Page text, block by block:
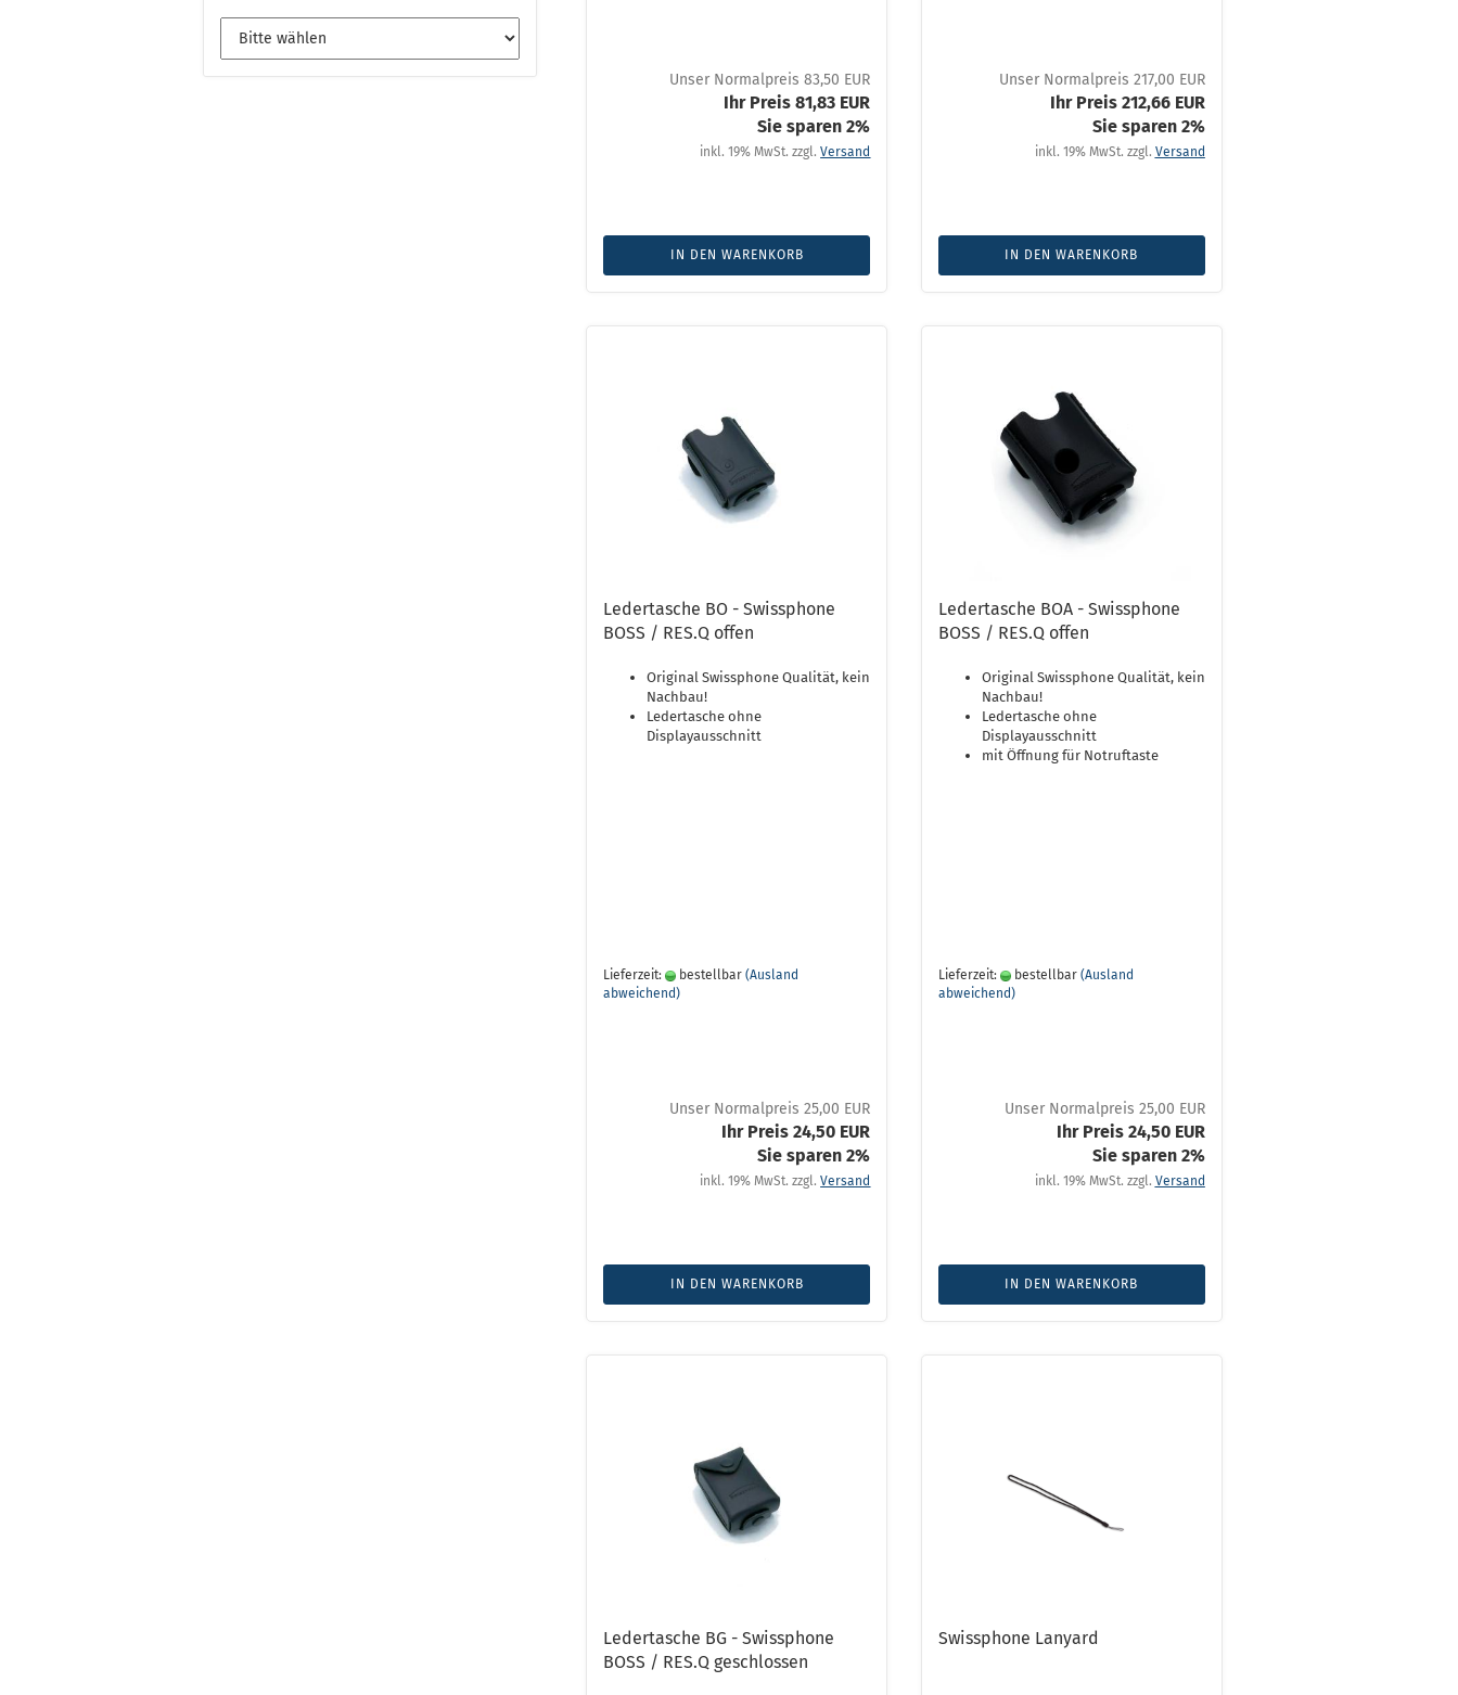
Unser Normalpreis 83,50 EUR
Ihr Preis 81,83 EUR
Sie sparen 2%
inkl. 19% MwSt. zzgl.Versand
IN DEN WARENKORB
Unser Normalpreis 217,00 EUR
Ihr Preis 212,66 EUR
Sie sparen 2%
inkl. 19% MwSt. zzgl. Versand
IN DEN WARENKORB
Ledertasche BO - Swissphone
BOSS / RES.Q offen
Original Swissphone Qualität, kein
Nachbau!
Ledertasche ohne
Displayausschnitt
Lieferzeit: bestellbar (Ausland
abweichend)
Unser Normalpreis 25,00 EUR
Ihr Preis 24,50 EUR
Sie sparen 2%
inkl. 19% MwSt. zzgl.Versand
IN DEN WARENKORB
Ledertasche BOA - Swissphone
BOSS / RES.Q offen
Original Swissphone Qualität, kein
Nachbau!
Ledertasche ohne
Displayausschnitt
mit Öffnung für Notruftaste
Lieferzeit: bestellbar (Ausland
abweichend)
Unser Normalpreis 25,00 EUR
Ihr Preis 24,50 EUR
Sie sparen 2%
inkl. 19% MwSt. zzgl. Versand
IN DEN WARENKORB
Ledertasche BG - Swissphone
BOSS / RES.Q geschlossen
Swissphone Lanyard